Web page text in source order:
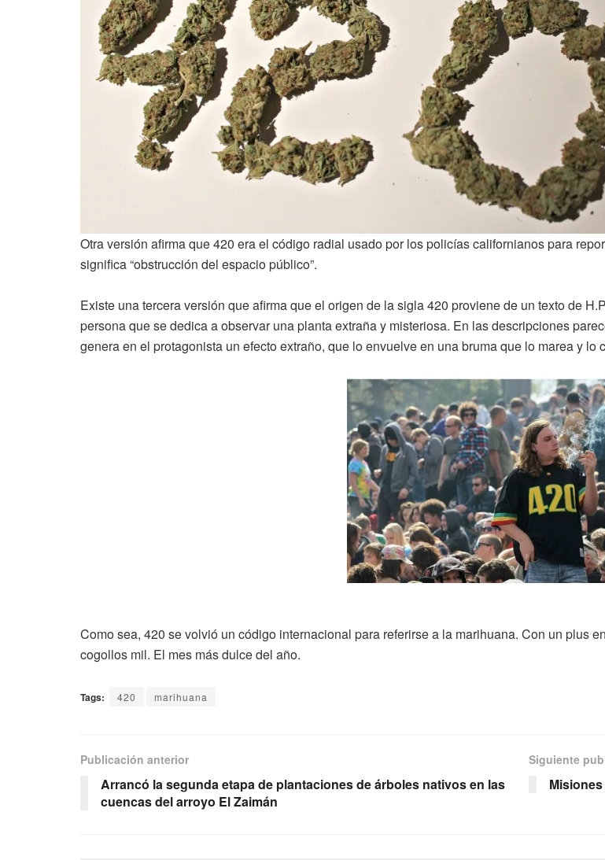
Otra versión afirma que 420 era el código radial usado por los policías californianos para
significa “obstrucción del espacio público”.
Existe una tercera versión que afirma que el origen de la sigla 420 proviene de un texto de
persona que se dedica a observar una planta extraña y misteriosa. En las descripciones
genera en el protagonista un efecto extraño, que lo envuelve en una bruma que lo marea y lo
Como sea, 420 se volvió un código internacional para referirse a la marihuana. Con un plus
cogollos mil. El mes más dulce del año.
Tags: 420 marihuana
Publicación anterior
Arrancó la segunda etapa de plantaciones de árboles nativos en las
cuencas del arroyo El Zaimán
Siguiente